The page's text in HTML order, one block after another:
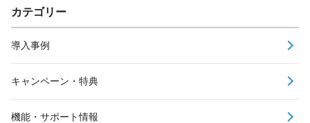
カテゴリー
導入事例
キャンペーン・特典
機能・サポート情報